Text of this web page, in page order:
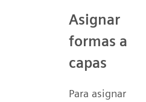
Asignar
formas a
capas
Para asignar